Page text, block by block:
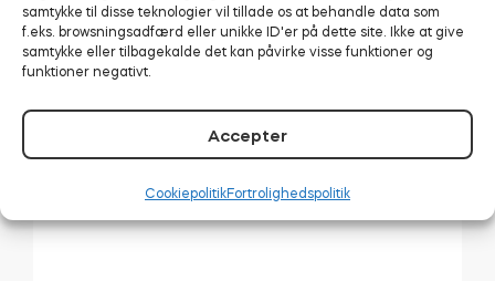
samtykke til disse teknologier vil tillade os at behandle data som
f.eks. browsningsadfærd eller unikke ID'er på dette site. Ikke at give
samtykke eller tilbagekalde det kan påvirke visse funktioner og
funktioner negativt.
Accepter
CookiepolitikFortrolighedspolitik
forlænget bolten, føler du nogen rotationsvinkel
stadig tilgængelig. I så fald er deringen grund til
at fortsætte rotationen.Den ekstra bevægelse
vil gøre den smarte lås’ rotationer længere og
Trækfjeder kalibrering:start simpelthen denne
ikke manuelt roteret.